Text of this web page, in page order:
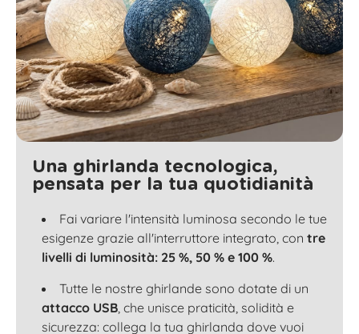
Una ghirlanda tecnologica,
pensata per la tua quotidianità
Fai variare l'intensità luminosa secondo le tue
esigenze grazie all'interruttore integrato, con tre
livelli di luminosità: 25 %, 50 % e 100 %.
Tutte le nostre ghirlande sono dotate di un
attacco USB , che unisce praticità, solidità e
sicurezza: collega la tua ghirlanda dove vuoi